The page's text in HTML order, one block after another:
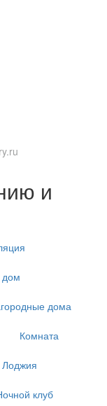
и
дома
Комната
Лоджия
клуб